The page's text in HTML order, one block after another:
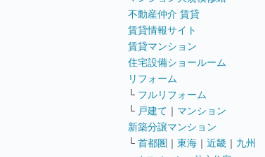
不動産仲介 賃貸
賃貸情報サイト
賃貸マンション
住宅設備ショールーム
リフォーム
└ フルリフォーム
└ 戸建て ｜ マンション
新築分譲マンション
└ 首都圏 ｜ 東海 ｜ 近畿 ｜ 九州